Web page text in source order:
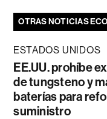
OTRAS NOTICIAS
ESTADOS UNIDOS
EE.UU. prohíbe
de tungsteno y
baterías para
suministro